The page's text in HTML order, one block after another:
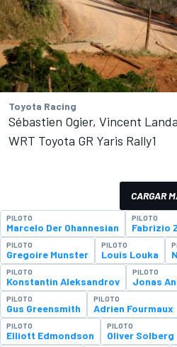
Toyota Racing
Sébastien Ogier, Vincent
WRT Toyota GR Yaris Rally1
CARGAR
PILOTO
Marcelo Der Ohannesian
PILOTO
Fabrizio
PILOTO
Gregoire Munster
PILOTO
Louis Louka
PILOTO
Konstantin Aleksandrov
PILOTO
Jonas
PILOTO
Gus Greensmith
PILOTO
Adrien Fourmaux
PILOTO
Elliott Edmondson
PILOTO
Oliver Solberg